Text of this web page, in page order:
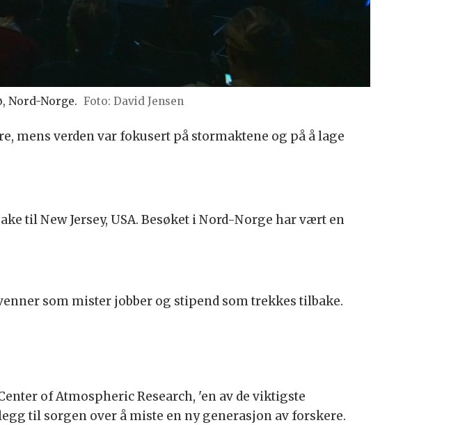
Nord-Norge. David Jensen
mens verden var fokusert på stormaktene og på å lage
til New Jersey, USA. Besøket i Nord-Norge har vært en
som mister jobber og stipend som trekkes tilbake.
of Atmospheric Research, 'en av de viktigste
til sorgen over å miste en ny generasjon av forskere.